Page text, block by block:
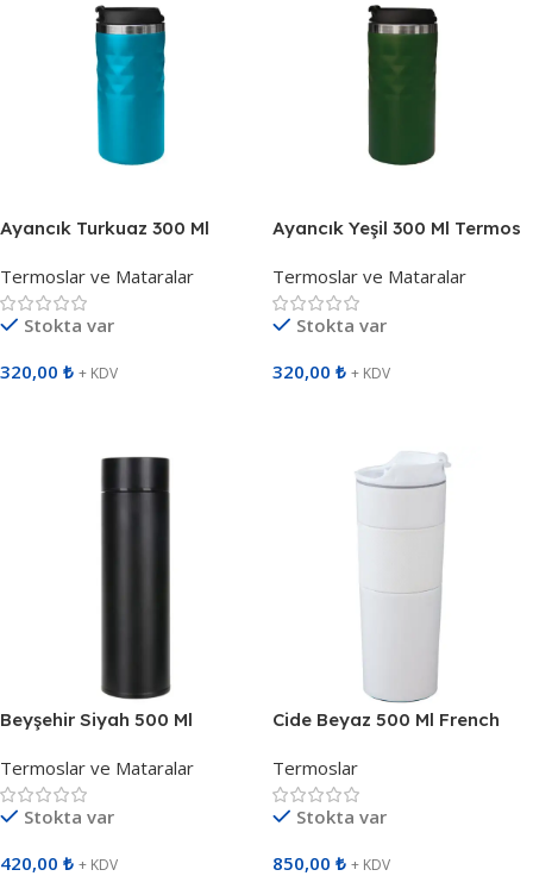
Ayancık Turkuaz 300 Ml
Termoslar ve Mataralar
Stokta var
320,00 ₺ + KDV
Ayancık Yeşil 300 Ml Termos
Termoslar ve Mataralar
Stokta var
320,00 ₺ + KDV
Beyşehir Siyah 500 Ml
Termoslar ve Mataralar
Stokta var
420,00 ₺ + KDV
Cide Beyaz 500 Ml French
Termoslar
Stokta var
850,00 ₺ + KDV